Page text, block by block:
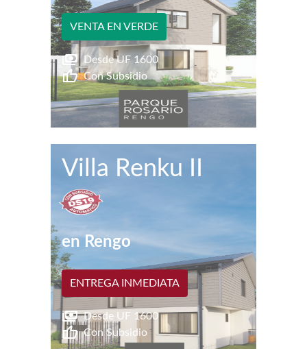
VENTA EN VERDE
Desde UF 1600
Con Subsidio
Villa Renku II
enRengo
ENTREGA INMEDIATA
Desde UF 1600
Con Subsidio